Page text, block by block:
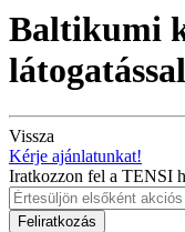
Baltikumi
Vissza
Kérje ajánlatunkat!
Iratkozzon fel a TENSI
Feliratkozás